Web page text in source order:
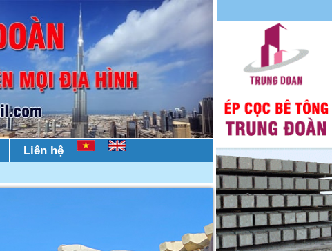
Liên hệ
cọc bê tông trên mọi địa hình, nhà dân, nhà phố, hẻm nhỏ.